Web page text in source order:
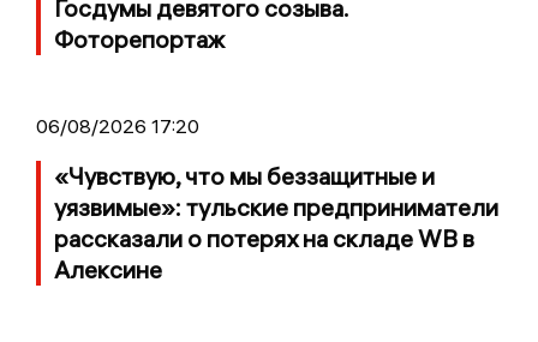
Госдумы девятого созыва.
Фоторепортаж
06/08/2026 17:20
«Чувствую, что мы беззащитные и
уязвимые»: тульские предприниматели
рассказали о потерях на складе WB в
Алексине